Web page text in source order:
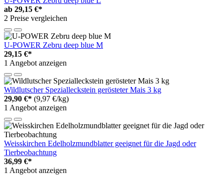
ab 29,15 €*
2 Preise vergleichen
U-POWER Zebru deep blue M
29,15 €*
1 Angebot anzeigen
Wildlutscher Spezialleckstein gerösteter Mais 3 kg
29,90 €* (9,97 €/kg)
1 Angebot anzeigen
Weisskirchen Edelholzmundblatter geeignet für die Jagd oder
Tierbeobachtung
36,99 €*
1 Angebot anzeigen